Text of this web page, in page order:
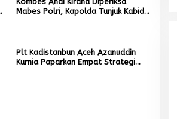
Mabes Polri, Kapolda Tunjuk Kabid
Plt Kadistanbun Aceh Azanuddin
Kurnia Paparkan Empat Strategi